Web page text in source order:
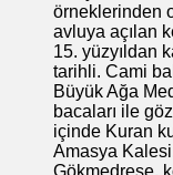
örneklerinden
avluya açılan
15. yüzyıldan
tarihli. Cami
Büyük Ağa
bacaları ile
içinde Kuran
Amasya
Gökmedrese,